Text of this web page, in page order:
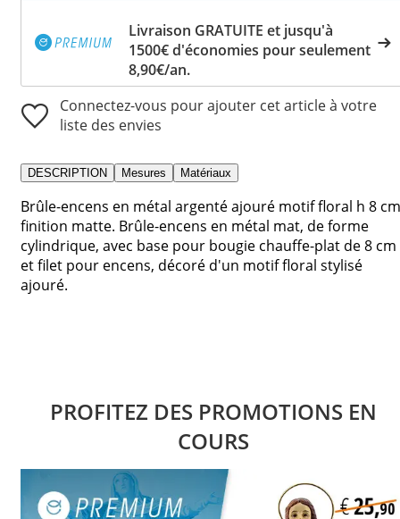
Livraison GRATUITE et jusqu'à
1500€ d'économies pour seulement
8,90€/an.
Connectez-vous pour ajouter cet article à votre
liste des envies
DESCRIPTION Mesures Matériaux
Brûle-encens en métal argenté ajouré motif floral h 8 cm
finition matte. Brûle-encens en métal mat, de forme
cylindrique, avec base pour bougie chauffe-plat de 8 cm
et filet pour encens, décoré d'un motif floral stylisé
ajouré.
PROFITEZ DES PROMOTIONS EN
COURS